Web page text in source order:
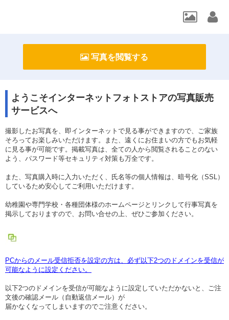
写真を閲覧する
ようこそインターネットフォトストアの写真販売
サービスへ
撮影したお写真を、即インターネットで見る事ができますので、ご家族
そろってお楽しみいただけます。また、遠くにお住まいの方でもお気軽
に見る事が可能です。掲載写真は、全ての人から閲覧されることのない
よう、パスワード等セキュリティ対策も万全です。
また、写真購入時に入力いただく、氏名等の個人情報は、暗号化（SSL）
しているため安心してご利用いただけます。
幼稚園や専門学校・各種団体様のホームページとリンクして行事写真を
掲示しておりますので、お問い合せの上、ぜひご参加ください。
PCからのメール受信拒否を設定の方は、必ず以下2つのドメインを受信が
可能なように設定ください。
以下2つのドメインを受信が可能なように設定していただかないと、ご注
文後の確認メール（自動返信メール）が
届かなくなってしまいますのでご注意ください。